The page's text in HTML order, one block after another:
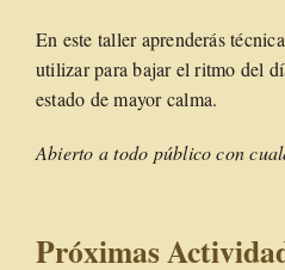
En este taller aprenderás
utilizar para bajar el ritmo del
estado de mayor calma.
Abierto a todo público con
Próximas